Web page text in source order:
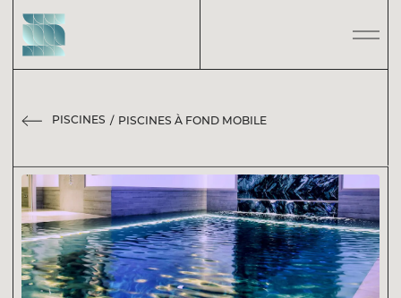
PISCINES PISCINES À FOND MOBILE